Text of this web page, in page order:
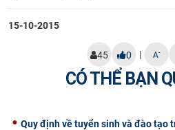
CỰU NGƯỜI HỌC
15-10-2015
45 0 | A-
CÓ THỂ BẠN
Quy định về tuyển sinh và đào tạo